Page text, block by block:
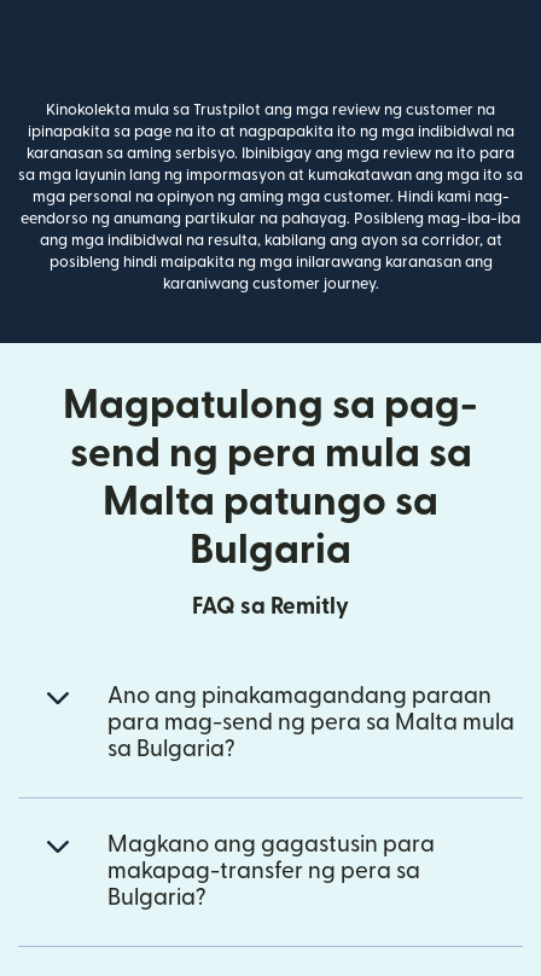
Kinokolekta mula sa Trustpilot ang mga review ng customer na
ipinapakita sa page na ito at nagpapakita ito ng mga indibidwal na
karanasan sa aming serbisyo. Ibinibigay ang mga review na ito para
sa mga layunin lang ng impormasyon at kumakatawan ang mga ito sa
mga personal na opinyon ng aming mga customer. Hindi kami nag-
eendorso ng anumang partikular na pahayag. Posibleng mag-iba-iba
ang mga indibidwal na resulta, kabilang ang ayon sa corridor, at
posibleng hindi maipakita ng mga inilarawang karanasan ang
karaniwang customer journey.
Magpatulong sa pag-
send ng pera mula sa
Malta patungo sa
Bulgaria
FAQ sa Remitly
Ano ang pinakamagandang paraan
para mag-send ng pera sa Malta mula
sa Bulgaria?
Magkano ang gagastusin para
makapag-transfer ng pera sa
Bulgaria?